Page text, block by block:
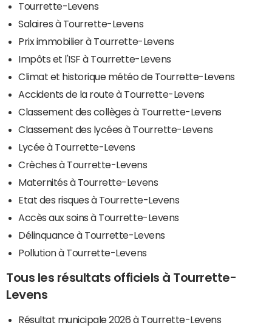
Tourrette-Levens
Salaires à Tourrette-Levens
Prix immobilier à Tourrette-Levens
Impôts et l'ISF à Tourrette-Levens
Climat et historique météo de Tourrette-Levens
Accidents de la route à Tourrette-Levens
Classement des collèges à Tourrette-Levens
Classement des lycées à Tourrette-Levens
Lycée à Tourrette-Levens
Crèches à Tourrette-Levens
Maternités à Tourrette-Levens
Etat des risques à Tourrette-Levens
Accès aux soins à Tourrette-Levens
Délinquance à Tourrette-Levens
Pollution à Tourrette-Levens
Tous les résultats officiels à Tourrette-
Levens
Résultat municipale 2026 à Tourrette-Levens